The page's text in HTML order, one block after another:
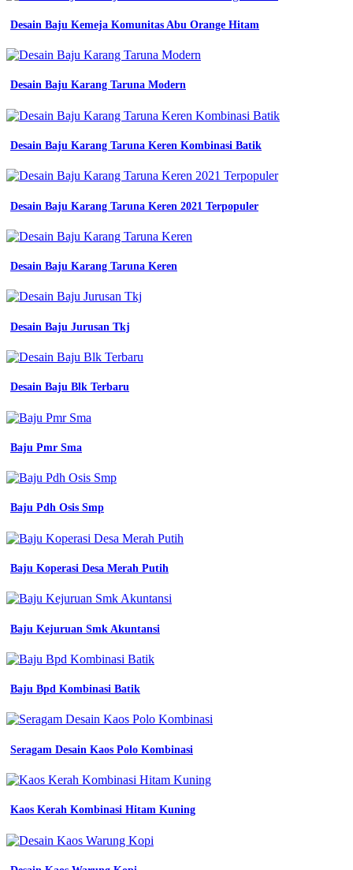
Desain Baju Kemeja Komunitas Abu Orange Hitam
Desain Baju Karang Taruna Modern
Desain Baju Karang Taruna Keren Kombinasi Batik
Desain Baju Karang Taruna Keren 2021 Terpopuler
Desain Baju Karang Taruna Keren
Desain Baju Jurusan Tkj
Desain Baju Blk Terbaru
Baju Pmr Sma
Baju Pdh Osis Smp
Baju Koperasi Desa Merah Putih
Baju Kejuruan Smk Akuntansi
Baju Bpd Kombinasi Batik
Seragam Desain Kaos Polo Kombinasi
Kaos Kerah Kombinasi Hitam Kuning